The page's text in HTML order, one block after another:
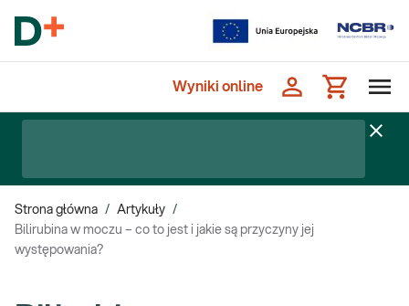
Wyniki online
Strona główna / Artykuły /
Bilirubina w moczu – co to jest i jakie są przyczyny jej
występowania?